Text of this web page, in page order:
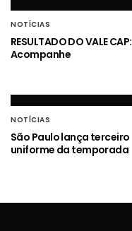
NOTÍCIAS
RESULTADO DO VALE CAP:
Acompanhe
NOTÍCIAS
São Paulo lança terceiro
uniforme da temporada